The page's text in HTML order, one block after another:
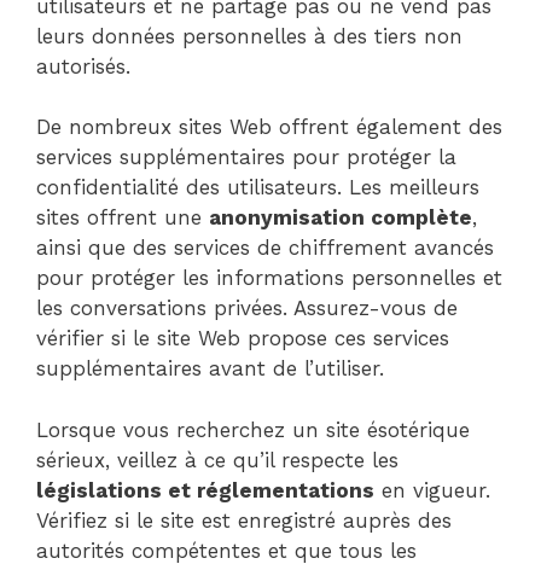
utilisateurs et ne partage pas ou ne vend pas
leurs données personnelles à des tiers non
autorisés.
De nombreux sites Web offrent également des
services supplémentaires pour protéger la
confidentialité des utilisateurs. Les meilleurs
sites offrent une anonymisation complète,
ainsi que des services de chiffrement avancés
pour protéger les informations personnelles et
les conversations privées. Assurez-vous de
vérifier si le site Web propose ces services
supplémentaires avant de l’utiliser.
Lorsque vous recherchez un site ésotérique
sérieux, veillez à ce qu’il respecte les
législations et réglementations en vigueur.
Vérifiez si le site est enregistré auprès des
autorités compétentes et que tous les